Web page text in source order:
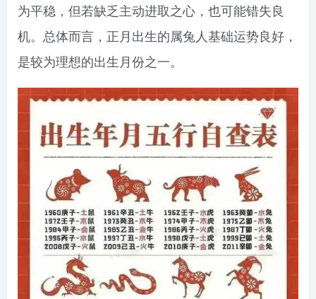
为平稳，但若缺乏主动进取之心，也可能错失良
机。总体而言，正月出生的属兔人基础运势良好，
是较为理想的出生月份之一。